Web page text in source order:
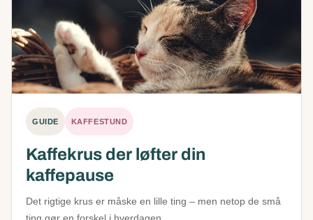
GUIDE KAFFESTUND
Kaffekrus der løfter din
kaffepause
Det rigtige krus er måske en lille ting – men netop de små
ting gør en forskel i hverdagen.